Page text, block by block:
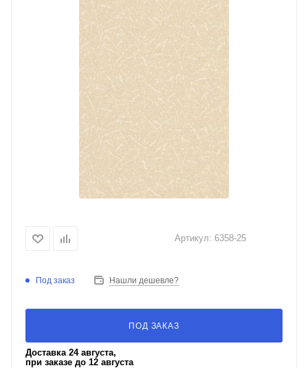
Артикул: 6358-25
Под заказ Нашли дешевле?
ПОД ЗАКАЗ
Доставка 24 августа,
при заказе до 12 августа